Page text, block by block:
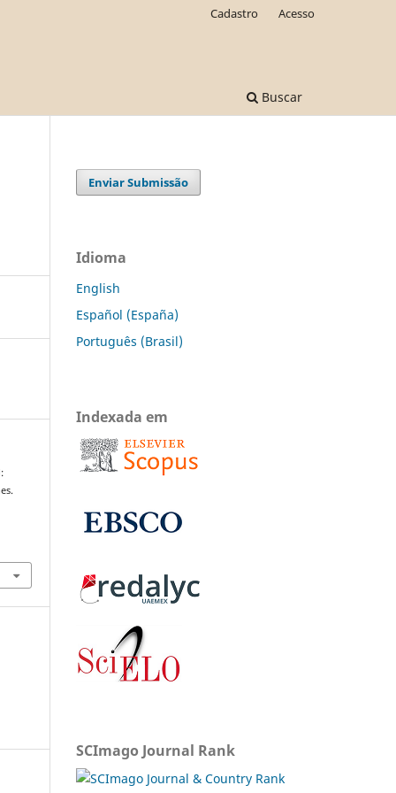
Buscar
Cadastro Acesso
Enviar Submissão
Idioma
English
Español (España)
Português (Brasil)
Indexada em
SCImago Journal Rank